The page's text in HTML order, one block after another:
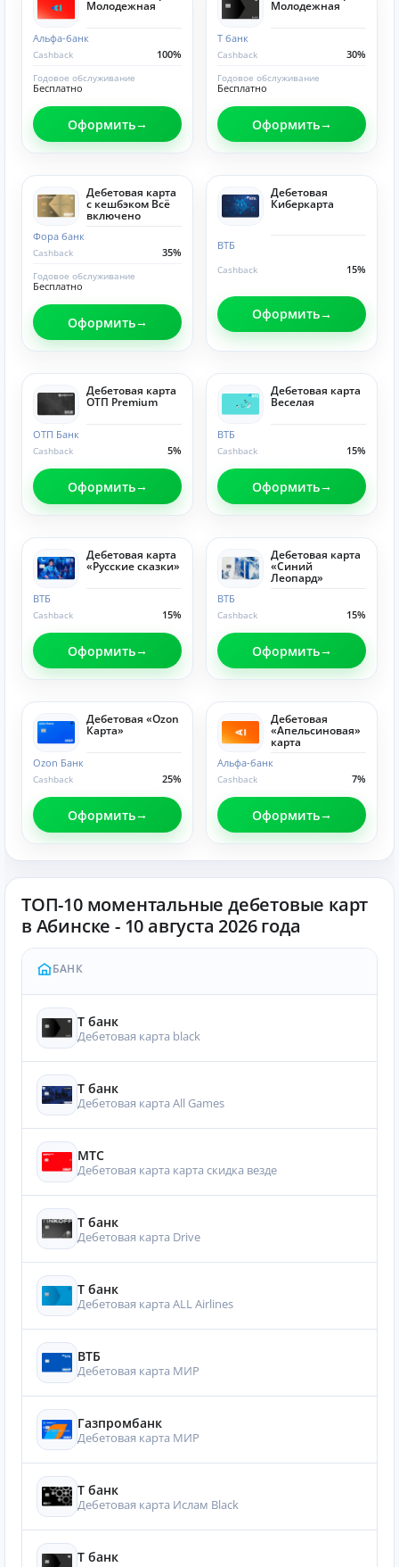
Молодежная
Альфа-банк
100%
Cashback
Бесплатно
Годовое обслуживание
Оформить
Молодежная
Т банк
30%
Cashback
Бесплатно
Годовое обслуживание
Оформить
Дебетовая карта
с кешбэком Всё
включено
Фора банк
35%
Cashback
Бесплатно
Годовое обслуживание
Оформить
Дебетовая
Киберкарта
ВТБ
15%
Cashback
Оформить
Дебетовая карта
ОТП Premium
ОТП Банк
5%
Cashback
Оформить
Дебетовая карта
Веселая
ВТБ
15%
Cashback
Оформить
Дебетовая карта
«Русские сказки»
ВТБ
15%
Cashback
Оформить
Дебетовая карта
«Синий
Леопард»
ВТБ
15%
Cashback
Оформить
Дебетовая «Ozon
Карта»
Ozon Банк
25%
Cashback
Оформить
Дебетовая
«Апельсиновая»
карта
Альфа-банк
7%
Cashback
Оформить
ТОП-10 моментальные дебетовые карт
в Абинске - 10 августа 2026 года
БАНК
Т банк
Дебетовая карта black
Т банк
Дебетовая карта All Games
МТС
Дебетовая карта карта скидка везде
Т банк
Дебетовая карта Drive
Т банк
Дебетовая карта ALL Airlines
ВТБ
Дебетовая карта МИР
Газпромбанк
Дебетовая карта МИР
Т банк
Дебетовая карта Ислам Black
Т банк